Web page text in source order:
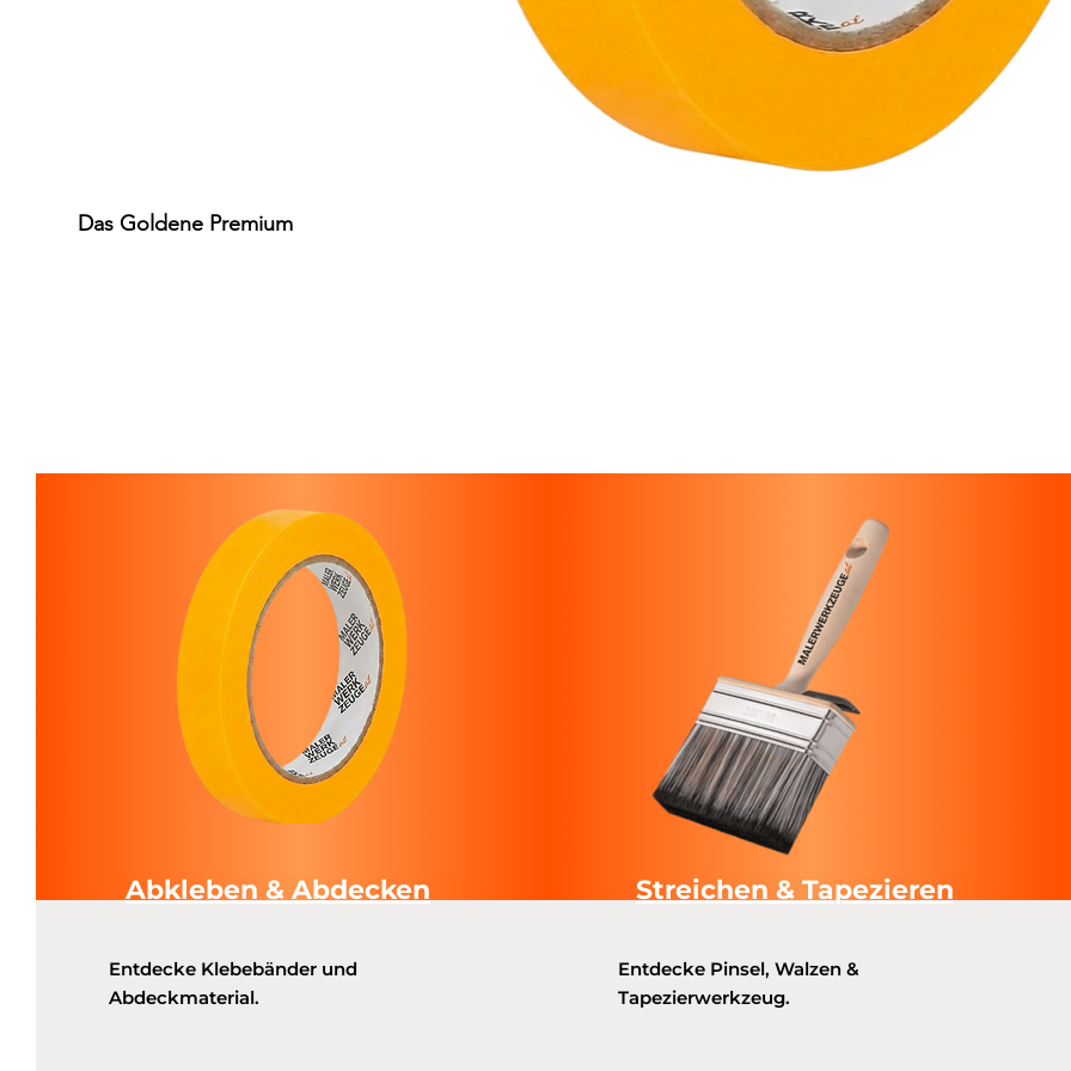
Das Goldene Premium
Entdecke Klebebänder und
Abdeckmaterial.
Entdecke Pinsel, Walzen &
Tapezierwerkzeug.
Abkleben & Abdecken Streichen & Tapezieren